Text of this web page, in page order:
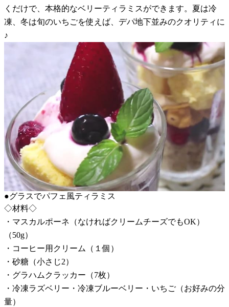
くだけで、本格的なベリーティラミスができます。夏は冷
凍、冬は旬のいちごを使えば、デパ地下並みのクオリティに
♪
●グラスでパフェ風ティラミス
◇材料◇
・マスカルポーネ（なければクリームチーズでもOK）
（50g）
・コーヒー用クリーム（１個）
・砂糖（小さじ2）
・グラハムクラッカー（7枚）
・冷凍ラズベリー・冷凍ブルーベリー・いちご（お好みの分
量）